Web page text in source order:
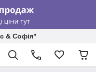
& Софія"